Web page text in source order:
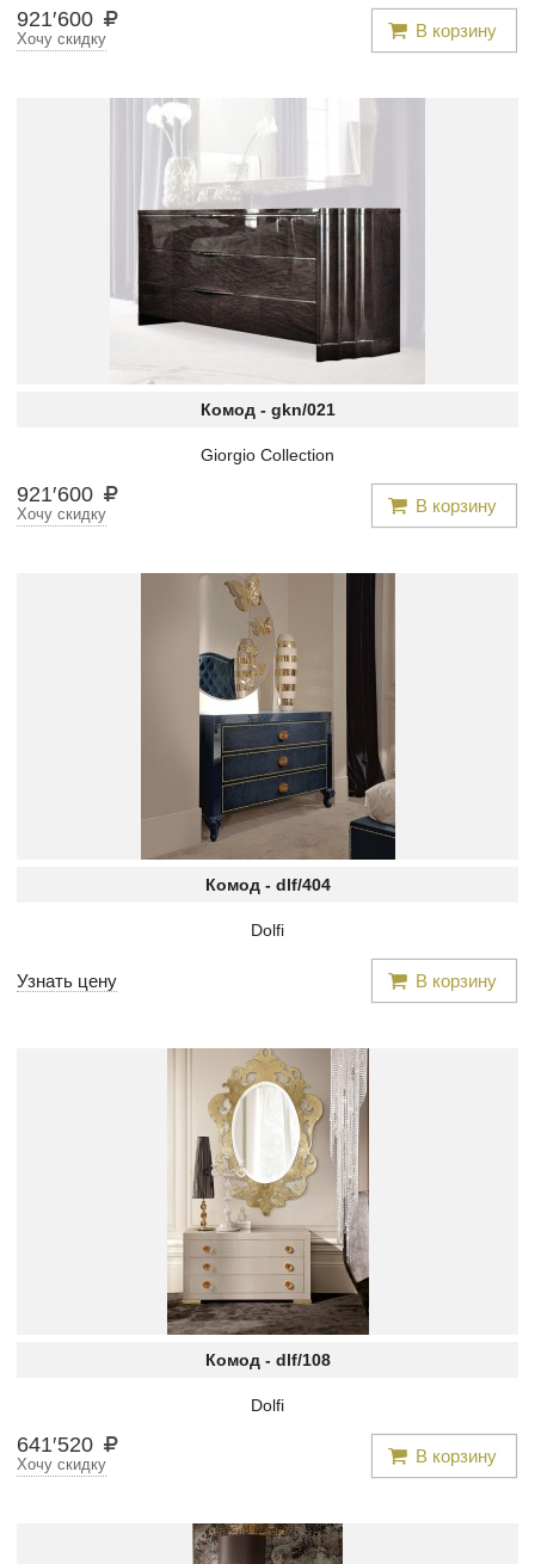
921′600 В корзину
Хочу скидку
Комод - gkn/021
Giorgio Collection
921′600 В корзину
Хочу скидку
Комод - dlf/404
Dolfi
Узнать цену В корзину
Комод - dlf/108
Dolfi
641′520 В корзину
Хочу скидку